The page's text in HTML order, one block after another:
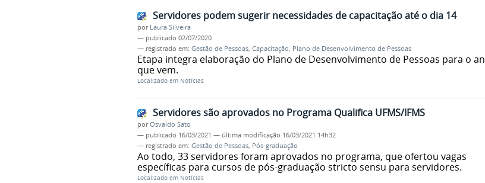
Servidores podem sugerir necessidades de capacitação até o dia 14
por Laura Silveira
— publicado 02/07/2020
— registrado em: Gestão de Pessoas, Capacitação, Plano de Desenvolvimento de Pessoas
Etapa integra elaboração do Plano de Desenvolvimento de Pessoas para o ano
que vem.
Localizado em Notícias
Servidores são aprovados no Programa Qualifica UFMS/IFMS
porOsvaldo Sato
— publicado 16/03/2021 — última modificação 16/03/2021 14h32
— registrado em: Gestão de Pessoas, Pós-graduação
Ao todo, 33 servidores foram aprovados no programa, que ofertou vagas
específicas para cursos de pós-graduação stricto sensu para servidores.
Localizado em Notícias